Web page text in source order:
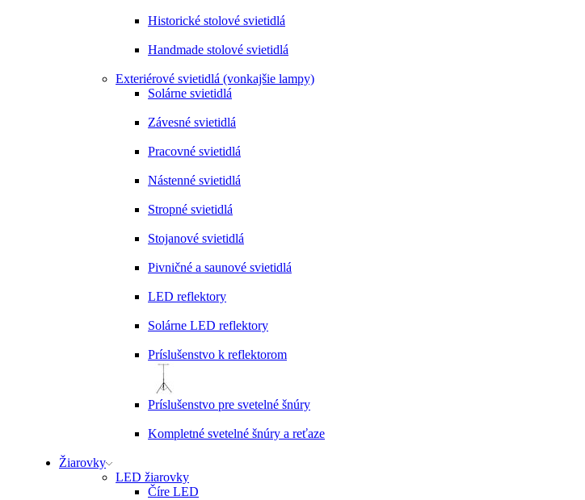
Historické stolové svietidlá
Handmade stolové svietidlá
Exteriérové svietidlá (vonkajšie lampy)
Solárne svietidlá
Závesné svietidlá
Pracovné svietidlá
Nástenné svietidlá
Stropné svietidlá
Stojanové svietidlá
Pivničné a saunové svietidlá
LED reflektory
Solárne LED reflektory
Príslušenstvo k reflektorom
Príslušenstvo pre svetelné šnúry
Kompletné svetelné šnúry a reťaze
Žiarovky
LED žiarovky
Číre LED